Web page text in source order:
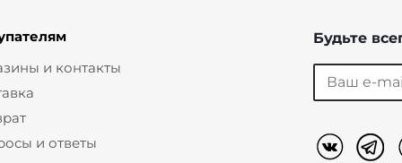
и контакты
и ответы
Будьте